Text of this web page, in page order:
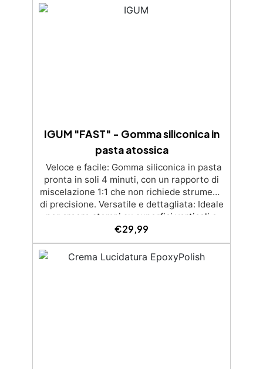
✅ Ecologico e riutilizzabile: Facile da pulire
IGUM "FAST" - Gomma siliconica in
pasta atossica
Veloce e facile: Gomma siliconica in pasta
pronta in soli 4 minuti, con un rapporto di
miscelazione 1:1 che non richiede strumenti
di precisione. Versatile e dettagliata: Ideale
per creare stampi su superfici verticali e
dettagli intricati, compatibile con resine,
gesso, cera, metalli a bassa fusione,
sapone e cemento. Atossica e sicura:
Formulazione inodore, atossica e facile da
€29,99